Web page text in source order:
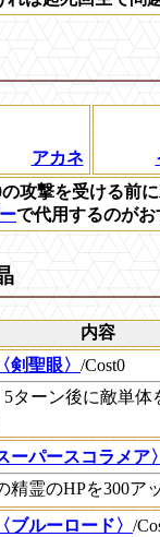
アカネ
の攻撃を受ける前
で代用するのがお
内容
剣聖眼〉 /Cost0
ターン後に敵単体
ーパースコラメア〉
精霊のHPを300ア
ブルーロード〉 /